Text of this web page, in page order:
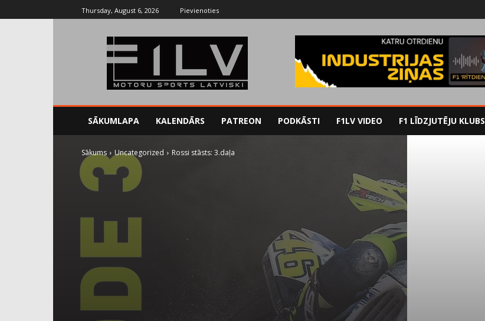
Thursday, August 6, 2026 Pievienoties
SĀKUMLAPA KALENDĀRS PATREON PODKĀSTI F1LV VIDEO F1 LĪDZJUTĒJU KLUBS
Sākums Uncategorized Rossi stāsts: 3.daļa